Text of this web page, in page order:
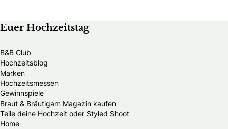
Euer Hochzeitstag
B&B Club
Hochzeitsblog
Marken
Hochzeitsmessen
Gewinnspiele
Braut & Bräutigam Magazin kaufen
Teile deine Hochzeit oder Styled Shoot
Home